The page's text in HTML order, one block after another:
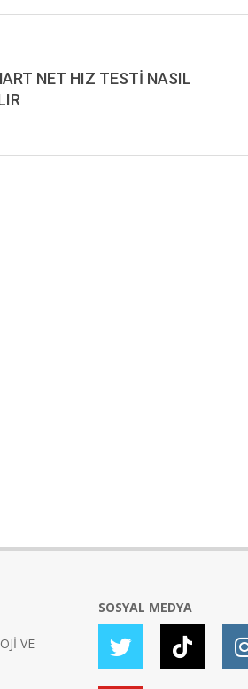
NET HIZ TESTİ NASIL
VE
SOSYAL MEDYA